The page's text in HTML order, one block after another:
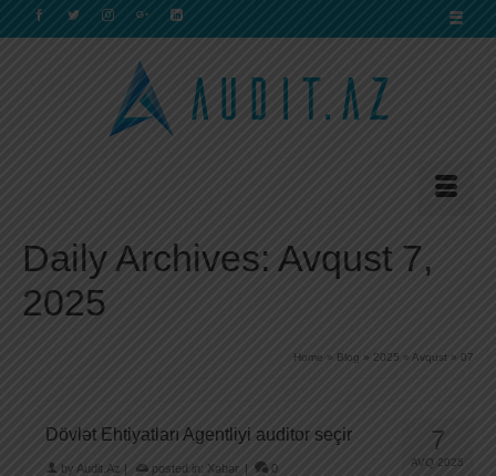
Daily Archives: Avqust 7,
2025
Home » Blog » 2025 » Avqust » 07
7
AVQ 2025
Dövlət Ehtiyatları Agentliyi auditor seçir
by Audit.Az | posted in: Xəbər | 0